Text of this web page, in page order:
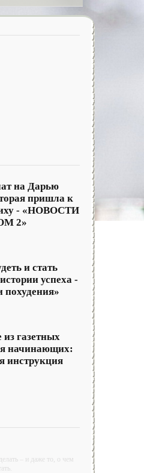
на Дарью
пришла к
- «НОВОСТИ
2»
и стать
успеха -
похудения»
из газетных
начинающих:
инструкция
– и даже то, о чем